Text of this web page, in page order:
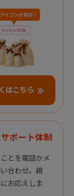
はこちら
ポート体制
とを電話かメ
合わせ。親
お応えしま